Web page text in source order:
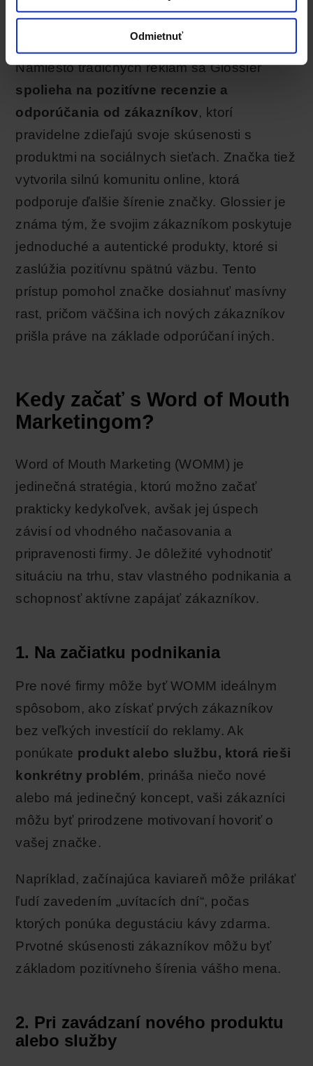
Odmietnuť
príkladom značky, ktorá sa zameriava na
WOMM a komunitný prístup k marketingu.
Namiesto tradičných reklám sa Glossier
spolieha na pozitívne recenzie a
odporúčania od zákazníkov, ktorí
pravidelne zdieľajú svoje skúsenosti s
produktmi na sociálnych sieťach. Značka tiež
vytvorila silnú komunitu online, ktorá
podporuje ďalšie šírenie značky. Glossier je
známa tým, že svojim zákazníkom poskytuje
jednoduché a autentické produkty, ktoré si
zaslúžia pozitívnu spätnú väzbu. Tento
prístup pomohol značke dosiahnuť masívny
rast, pričom väčšina ich nových zákazníkov
prišla práve na základe odporúčaní iných.
Kedy začať s Word of Mouth
Marketingom?
Word of Mouth Marketing (WOMM) je
jedinečná stratégia, ktorú možno začať
prakticky kedykoľvek, avšak jej úspech
závisí od vhodného načasovania a
pripravenosti firmy. Je dôležité vyhodnotiť
situáciu na trhu, stav vlastného podnikania a
schopnosť aktívne zapájať zákazníkov.
1. Na začiatku podnikania
Pre nové firmy môže byť WOMM ideálnym
spôsobom, ako získať prvých zákazníkov
bez veľkých investícií do reklamy. Ak
ponúkate produkt alebo službu, ktorá rieši
konkrétny problém, prináša niečo nové
alebo má jedinečný koncept, vaši zákazníci
môžu byť prirodzene motivovaní hovoriť o
vašej značke.
Napríklad, začínajúca kaviareň môže prilákať
ľudí zavedením „uvítacích dní“, počas
ktorých ponúka degustáciu kávy zdarma.
Prvotné skúsenosti zákazníkov môžu byť
základom pozitívneho šírenia vášho mena.
2. Pri zavádzaní nového produktu
alebo služby